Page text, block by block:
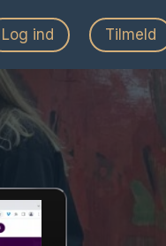
Log ind Tilmeld